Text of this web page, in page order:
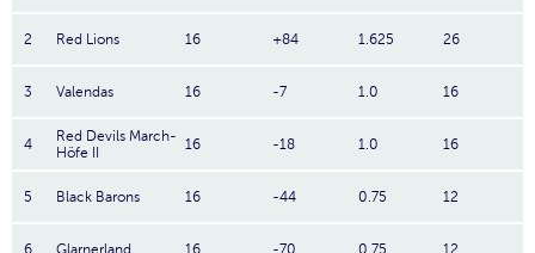
2 Red Lions 16 +84 1.625 26
3 Valendas 16 -7 1.0 16
4
Red Devils March-
Höfe II
16 -18 1.0 16
5 Black Barons 16 -44 0.75 12
6 Glarnerland 16 -70 0.75 12